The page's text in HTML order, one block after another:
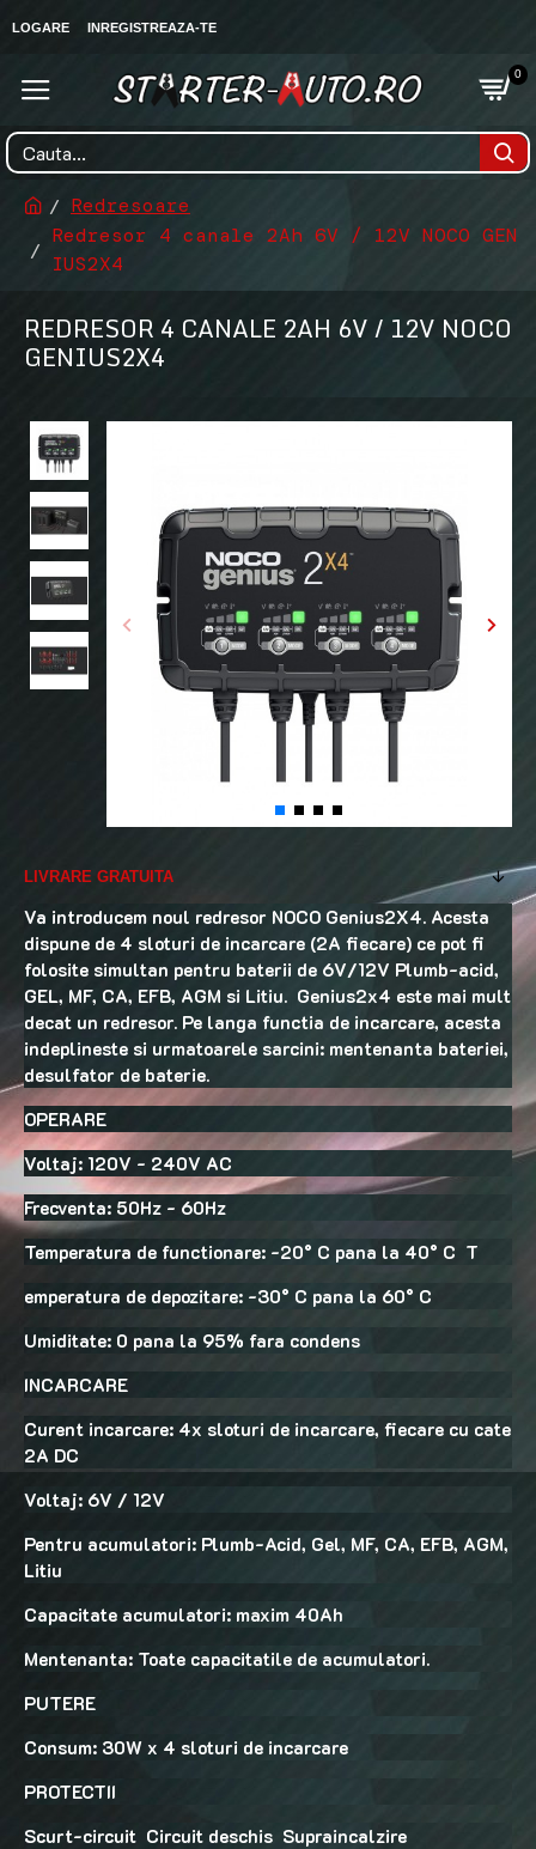
LOGARE INREGISTREAZA-TE
0
Redresoare
Redresor 4 canale 2Ah 6V / 12V NOCO GEN
IUS2X4
REDRESOR 4 CANALE 2AH 6V / 12V NOCO
GENIUS2X4
LIVRARE GRATUITA
Va introducem noul redresor NOCO Genius2X4. Acesta
dispune de 4 sloturi de incarcare (2A fiecare) ce pot fi
folosite simultan pentru baterii de 6V/12V Plumb-acid,
GEL, MF, CA, EFB, AGM si Litiu. Genius2x4 este mai mult
decat un redresor. Pe langa functia de incarcare, acesta
indeplineste si urmatoarele sarcini: mentenanta bateriei,
desulfator de baterie.
OPERARE
Voltaj: 120V - 240V AC
Frecventa: 50Hz - 60Hz
Temperatura de functionare: -20° C pana la 40° C T
emperatura de depozitare: -30° C pana la 60° C
Umiditate: 0 pana la 95% fara condens
INCARCARE
Curent incarcare: 4x sloturi de incarcare, fiecare cu cate
2A DC
Voltaj: 6V / 12V
Pentru acumulatori: Plumb-Acid, Gel, MF, CA, EFB, AGM,
Litiu
Capacitate acumulatori: maxim 40Ah
Mentenanta: Toate capacitatile de acumulatori.
PUTERE
Consum: 30W x 4 sloturi de incarcare
PROTECTII
Scurt-circuit Circuit deschis Supraincalzire